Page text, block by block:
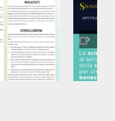
Zucchero e
zuccheri
nascosti